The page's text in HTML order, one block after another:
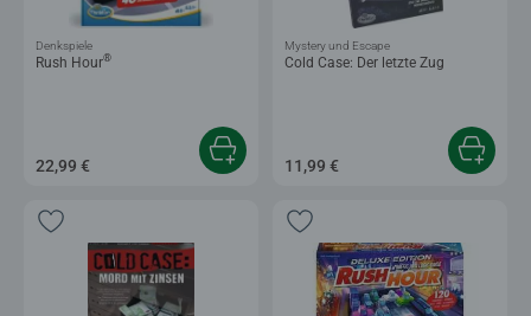
Rush Hour®
Denkspiele
22,99 €
Cold Case: Der letzte Zug
Mystery und Escape
11,99 €